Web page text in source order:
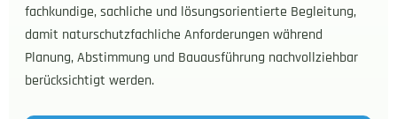
fachkundige, sachliche und lösungsorientierte Begleitung,
damit naturschutzfachliche Anforderungen während
Planung, Abstimmung und Bauausführung nachvollziehbar
berücksichtigt werden.